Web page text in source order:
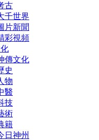
古
千世界
片新聞
彩視頻
傳文化
史
物
醫
技
術
籍
日神州